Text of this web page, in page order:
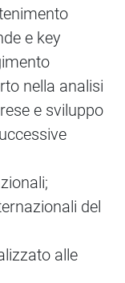
e key
nella analisi
e sviluppo
del
alle